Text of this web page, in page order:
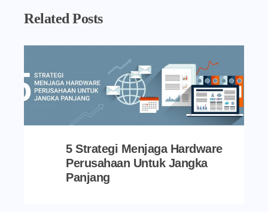
Related Posts
5 Strategi Menjaga Hardware
Perusahaan Untuk Jangka
Panjang